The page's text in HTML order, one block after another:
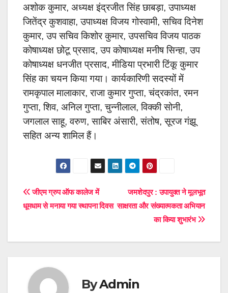
अशोक कुमार, अध्यक्ष इंद्रजीत सिंह छाबड़ा, उपाध्यक्ष
जितेंद्र कुशवाहा, उपाध्यक्ष विजय गोस्वामी, सचिव दिनेश
कुमार, उप सचिव किशोर कुमार, उपसचिव विजय पाठक
कोषाध्यक्ष छोटू प्रसाद, उप कोषाध्यक्ष मनीष सिन्हा, उप
कोषाध्यक्ष धनजीत प्रसाद, मीडिया प्रभारी टिंकू कुमार
सिंह का चयन किया गया। कार्यकारिणी सदस्यों में
रामकृपाल मालाकार, राजा कुमार गुप्ता, चंद्रकांत, रमन
गुप्ता, शिव, अनिल गुप्ता, चुन्नीलाल, विक्की सोनी,
जगलाल साहू, वरुण, साबिर अंसारी, संतोष, सूरज गंझू
सहित अन्य शामिल हैं।
Post
navigation
जमशेदपुर : उपायुक्त ने मूलभूत
साक्षरता और संख्यात्मकता अभियान
का किया शुभारंभ
जीएम ग्रुप ऑफ कालेज में
धूमधाम से मनाया गया स्थापना दिवस
ByAdmin